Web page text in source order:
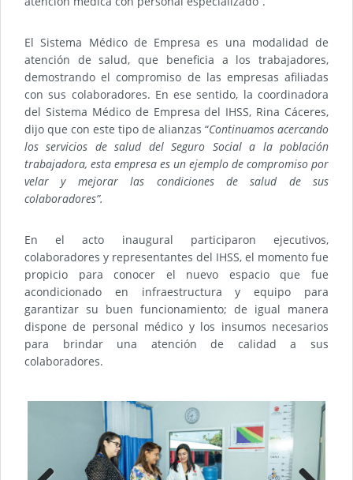
El Sistema Médico de Empresa es una modalidad de
atención de salud, que beneficia a los trabajadores,
demostrando el compromiso de las empresas afiliadas
con sus colaboradores. En ese sentido, la coordinadora
del Sistema Médico de Empresa del IHSS, Rina Cáceres,
dijo que con este tipo de alianzas “Continuamos acercando
los servicios de salud del Seguro Social a la población
trabajadora, esta empresa es un ejemplo de compromiso por
velar y mejorar las condiciones de salud de sus
colaboradores”.
En el acto inaugural participaron ejecutivos,
colaboradores y representantes del IHSS, el momento fue
propicio para conocer el nuevo espacio que fue
acondicionado en infraestructura y equipo para
garantizar su buen funcionamiento; de igual manera
dispone de personal médico y los insumos necesarios
para brindar una atención de calidad a sus
colaboradores.